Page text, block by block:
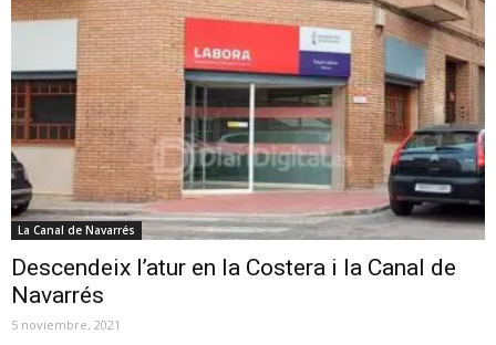
La Canal de Navarrés
Descendeix l’atur en la Costera i la Canal de
Navarrés
5 noviembre, 2021